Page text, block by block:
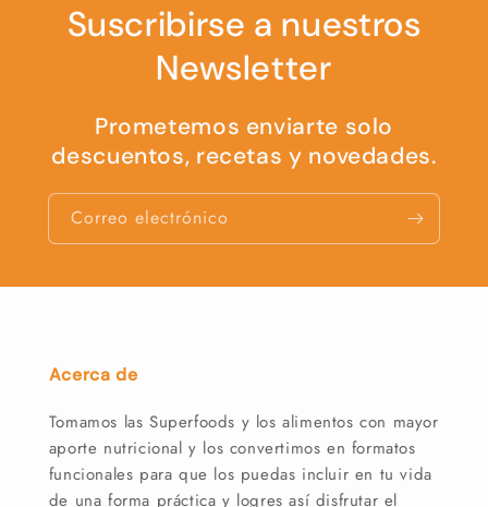
Suscribirse a nuestros
Newsletter
Prometemos enviarte solo
descuentos, recetas y novedades.
Correo electrónico
Acerca de
Tomamos las Superfoods y los alimentos con mayor
aporte nutricional y los convertimos en formatos
funcionales para que los puedas incluir en tu vida
de una forma práctica y logres así disfrutar el